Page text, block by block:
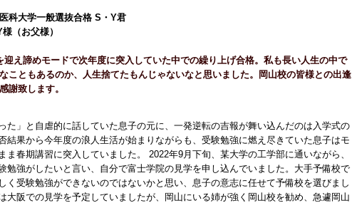
科大学一般選抜合格 S・Y君
（お父様）
迎え諦めモードで次年度に突入していた中での繰り上げ合格。私も長い人生の中で
こともあるのか、人生捨てたもんじゃないなと思いました。岡山校の皆様との出逢
謝致します。
た」と自虐的に話していた息子の元に、一発逆転の吉報が舞い込んだのは入学式の
結果から今年度の浪人生活が始まりながらも、受験勉強に燃え尽きていた息子はモ
ま春期講習に突入していました。 2022年9月下旬、某大学の工学部に通いながら、
勉強がしたいと言い、自分で富士学院の見学を申し込んでいました。大手予備校で
く受験勉強ができないのではないかと思い、息子の意志に任せて予備校を選びまし
大阪での見学を予定していましたが、岡山にいる姉が強く岡山校を勧め、急遽岡山